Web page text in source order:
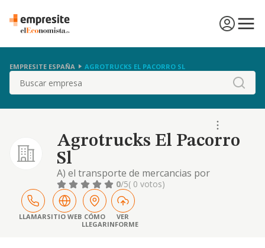
EMPRESITE ESPAÑA AGROTRUCKS EL PACORRO SL
Buscar
Agrotrucks El Pacorro
Sl
A) el transporte de mercancias por
carretera, nacional e internacional. b) la
agricultura en general. c) la actividad
inmobiliaria en general. d) agencia de
transporte transitarios y otros servicios de
mediacion del tran
0/5( 0 votos)
LLAMARSITIO WEB CÓMO
LLEGAR
VER
INFORME